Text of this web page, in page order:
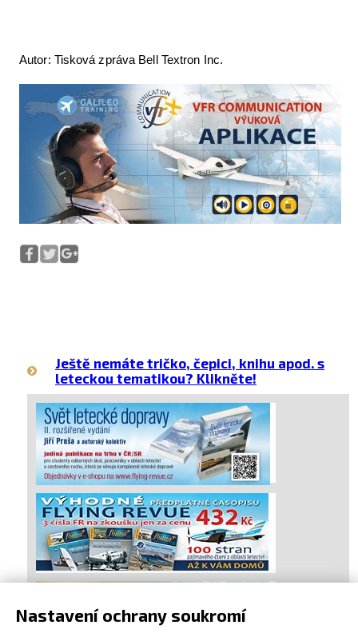
Autor: Tisková zpráva Bell Textron Inc.
Ještě nemáte tričko, čepici, knihu apod. s
leteckou tematikou? Klikněte!
Nastavení ochrany soukromí